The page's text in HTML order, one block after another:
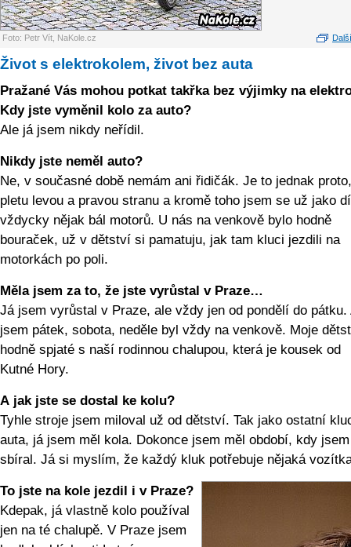
Foto: Petr Vít, NaKole.cz
Život s elektrokolem, život bez auta
Pražané Vás mohou potkat takřka bez výjimky na
Kdy jste vyměnil kolo za auto?
Ale já jsem nikdy neřídil.
Nikdy jste neměl auto?
Ne, v současné době nemám ani řidičák. Je to jednak
pletu levou a pravou stranu a kromě toho jsem se už jako
vždycky nějak bál motorů. U nás na venkově bylo hodně
bouraček, už v dětství si pamatuju, jak tam kluci jezdili na
motorkách po poli.
Měla jsem za to, že jste vyrůstal v Praze…
Já jsem vyrůstal v Praze, ale vždy jen od pondělí do pátku.
jsem pátek, sobota, neděle byl vždy na venkově. Moje
hodně spjaté s naší rodinnou chalupou, která je kousek od
Kutné Hory.
A jak jste se dostal ke kolu?
Tyhle stroje jsem miloval už od dětství. Tak jako ostatní
auta, já jsem měl kola. Dokonce jsem měl období, kdy
sbíral. Já si myslím, že každý kluk potřebuje nějaká
To jste na kole jezdil i v Praze?
Kdepak, já vlastně kolo používal
jen na té chalupě. V Praze jsem